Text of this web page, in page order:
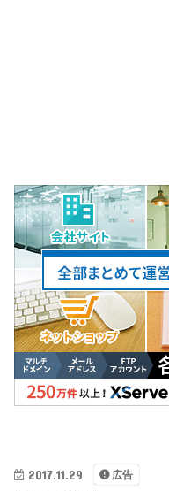
2017.11.29 広告